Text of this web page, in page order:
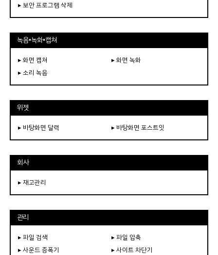
▸ 보안 프로그램 삭제
녹음•녹화•캡쳐
▸ 화면 캡쳐
▸ 화면 녹화
▸ 소리 녹음
위젯
▸ 바탕화면 달력 ▸ 바탕화면 포스트잇
회사
▸ 재고관리
관리
▸ 파일 검색
▸ 파일 압축
▸ 사운드 증폭기
▸ 사이트 차단기